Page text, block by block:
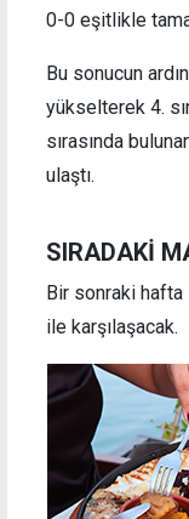
0-0 eşitlikle
Bu sonucun
yükselterek 4.
sırasında
ulaştı.
SIRADAKİ
Bir sonraki
ile karşılaşacak.